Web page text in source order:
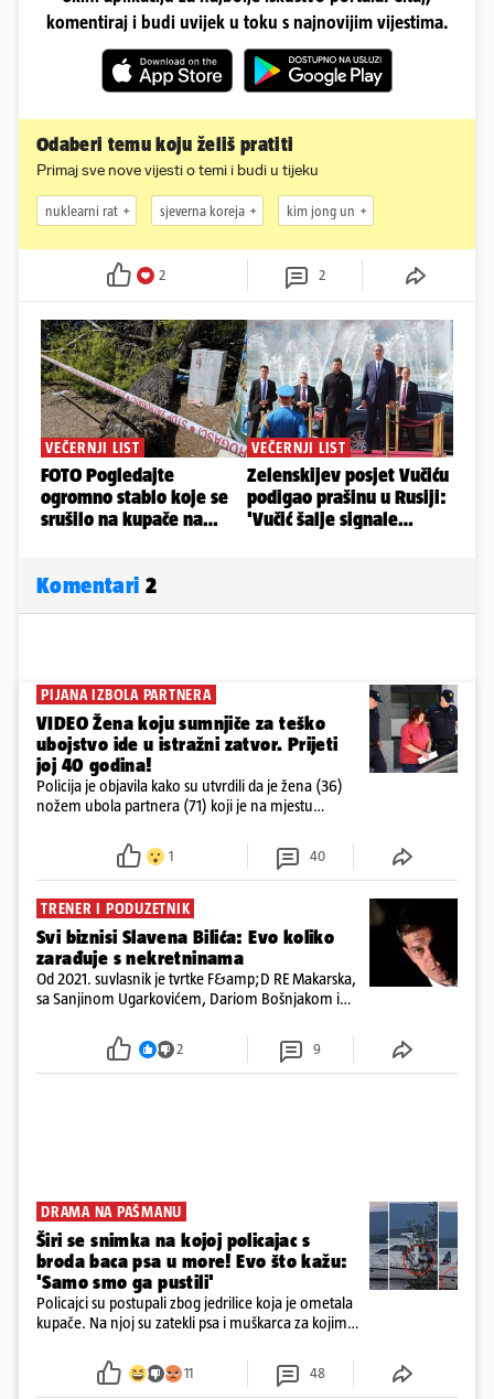
komentiraj i budi uvijek u toku s najnovijim vijestima.
Odaberi temu koju želiš pratiti
Primaj sve nove vijesti o temi i budi u tijeku
nuklearni rat sjeverna koreja kim jong un
2 2
Komentari 2
PIJANA IZBOLA PARTNERA
VIDEO Žena koju sumnjiče za teško
ubojstvo ide u istražni zatvor. Prijeti
joj 40 godina!
Policija je objavila kako su utvrdili da je žena (36)
nožem ubola partnera (71) koji je na mjestu
ispitali i poslali u istražni zatvor
1 40
TRENER I PODUZETNIK
Svi biznisi Slavena Bilića: Evo koliko
zarađuje s nekretninama
Od 2021. suvlasnik je tvrtke F&amp;D RE Makarska,
sa Sanjinom Ugarkovićem, Dariom Bošnjakom i
poslovanje nekretninama, a od osnutka nema
2 9
DRAMA NA PAŠMANU
Širi se snimka na kojoj policajac s
broda baca psa u more! Evo što kažu:
'Samo smo ga pustili'
Policajci su postupali zbog jedrilice koja je ometala
kupače. Na njoj su zatekli psa i muškarca za kojim
ga uhitili, a psa je preuzeo komunalni redar
11 48